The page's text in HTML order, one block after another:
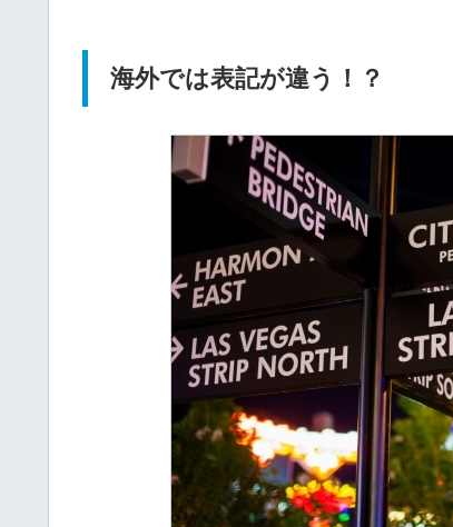
海外では表記が違う！？